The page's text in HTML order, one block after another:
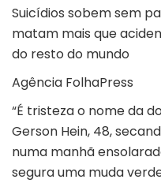
Suicídios sobem sem
matam mais que
do resto do mundo
Agência FolhaPress
“É tristeza o nome da
Gerson Hein, 48,
numa manhã
segura uma muda